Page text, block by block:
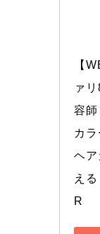
【
ァ
容師
カ
ヘア
え
R